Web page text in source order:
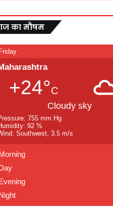
का मौषम
Friday
+24°C
Cloudy sky
755 mm Hg
92 %
Southwest, 3.5 m/s